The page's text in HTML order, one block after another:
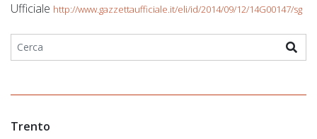
Ufficiale http://www.gazzettaufficiale.it/eli/id/2014/09/12/14G00147/sg
Trento